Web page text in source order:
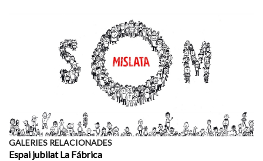
GALERIES RELACIONADES
Espai jubilat La Fábrica